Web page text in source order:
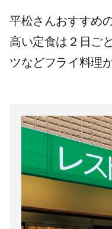
平松さんおすすめ
高い定食は２日ご
ツなどフライ料理